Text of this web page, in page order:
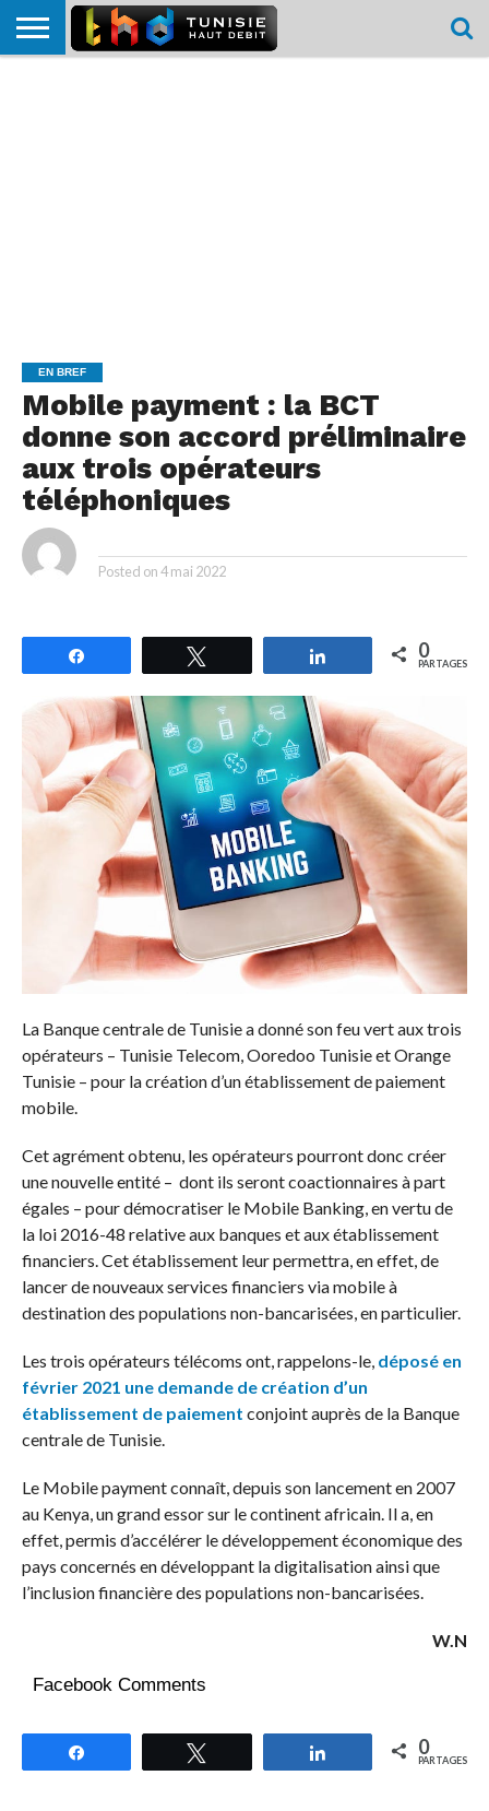
EN BREF
Mobile payment : la BCT
donne son accord préliminaire
aux trois opérateurs
téléphoniques
Posted on4 mai 2022
Partagez 0
PARTAGES
La Banque centrale de Tunisie a donné son feu vert aux trois
opérateurs – Tunisie Telecom, Ooredoo Tunisie et Orange
Tunisie – pour la création d’un établissement de paiement
mobile.
Cet agrément obtenu, les opérateurs pourront donc créer
une nouvelle entité – dont ils seront coactionnaires à part
égales – pour démocratiser le Mobile Banking, en vertu de
la loi 2016-48 relative aux banques et aux établissement
financiers. Cet établissement leur permettra, en effet, de
lancer de nouveaux services financiers via mobile à
destination des populations non-bancarisées, en particulier.
Les trois opérateurs télécoms ont, rappelons-le, déposé en
février 2021 une demande de création d’un
établissement de paiement conjoint auprès de la Banque
centrale de Tunisie.
Le Mobile payment connaît, depuis son lancement en 2007
au Kenya, un grand essor sur le continent africain. Il a, en
effet, permis d’accélérer le développement économique des
pays concernés en développant la digitalisation ainsi que
l’inclusion financière des populations non-bancarisées.
W.N
Facebook Comments
Partagez 0
PARTAGES